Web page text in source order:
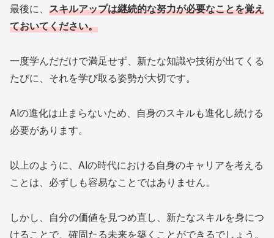
最後に、 スキルアップは継続的な努力が必要なことを覚え
ておいてください。
一度学んだだけで満足せず、新たな知識や技術が出てくる
たびに、それを学び取る姿勢が大切です。
AIの進化は止まらないため、自身のスキルも進化し続ける
必要があります。
以上のように、AIの時代における自身のキャリアを考える
ことは、必ずしも容易なことではありません。
しかし、自分の価値を見つめ直し、新たなスキルを身につ
けることで、確固たる未来を築くことができるでしょう。